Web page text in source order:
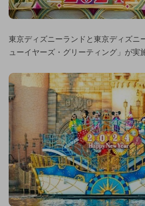
東京ディズニーランドと東京ディズニ
ューイヤーズ・グリーティング」が実